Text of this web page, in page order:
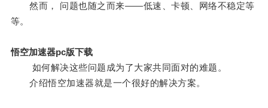
然而， 问题也随之而来——低速、卡顿、网络不稳定等
等。
悟空加速器pc版下载
如何解决这些问题成为了大家共同面对的难题。
介绍悟空加速器就是一个很好的解决方案。